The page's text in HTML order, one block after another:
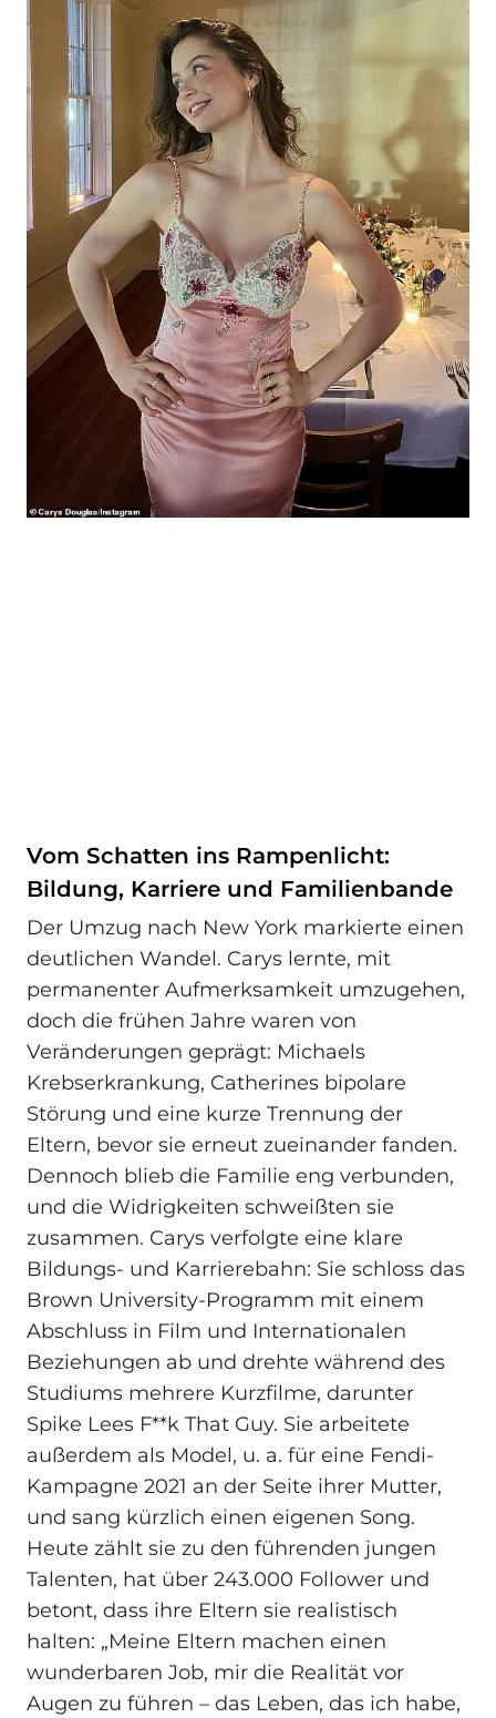
Vom Schatten ins Rampenlicht:
Bildung, Karriere und Familienbande
Der Umzug nach New York markierte einen
deutlichen Wandel. Carys lernte, mit
permanenter Aufmerksamkeit umzugehen,
doch die frühen Jahre waren von
Veränderungen geprägt: Michaels
Krebserkrankung, Catherines bipolare
Störung und eine kurze Trennung der
Eltern, bevor sie erneut zueinander fanden.
Dennoch blieb die Familie eng verbunden,
und die Widrigkeiten schweißten sie
zusammen. Carys verfolgte eine klare
Bildungs- und Karrierebahn: Sie schloss das
Brown University-Programm mit einem
Abschluss in Film und Internationalen
Beziehungen ab und drehte während des
Studiums mehrere Kurzfilme, darunter
Spike Lees F**k That Guy. Sie arbeitete
außerdem als Model, u. a. für eine Fendi-
Kampagne 2021 an der Seite ihrer Mutter,
und sang kürzlich einen eigenen Song.
Heute zählt sie zu den führenden jungen
Talenten, hat über 243.000 Follower und
betont, dass ihre Eltern sie realistisch
halten: „Meine Eltern machen einen
wunderbaren Job, mir die Realität vor
Augen zu führen – das Leben, das ich habe,